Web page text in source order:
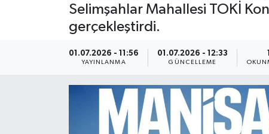
Selimşahlar Mahallesi TOKİ
gerçekleştirdi.
01.07.2026 - 11:56
YAYINLANMA
01.07.2026 - 12:33
GÜNCELLEME
Gündem
Tüm Manşetler